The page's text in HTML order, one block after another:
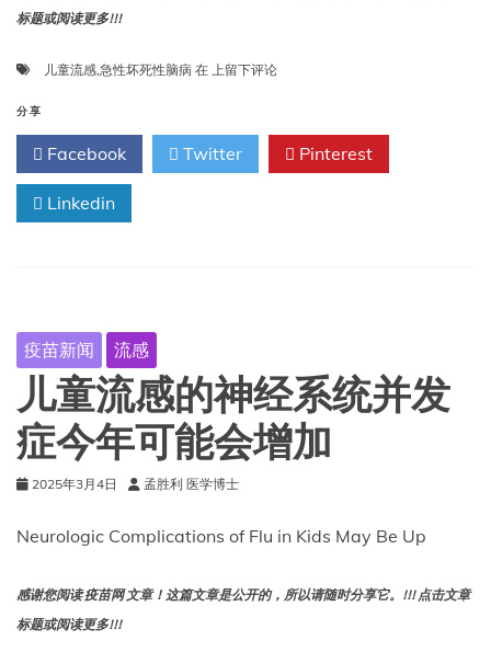
相
死
达
到
标题或阅读更多!!!
儿童流感,急性坏死性脑病 在 美
童
流
感
病
上留下评论
分享
Facebook Twitter Pinterest
Linkedin
疫苗新闻 流感
儿童流感的神经系统并发
症今年可能会增加
2025年3月4日 孟胜利 医学博士
Neurologic Complications of Flu in Kids May Be Up
感谢您阅读 疫苗网 文章！这篇文章是公开的，所以请随时分享它。!!! 点击文章
标题或阅读更多!!!